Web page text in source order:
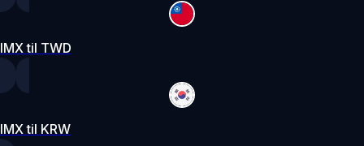
IMX til TWD
IMX til KRW